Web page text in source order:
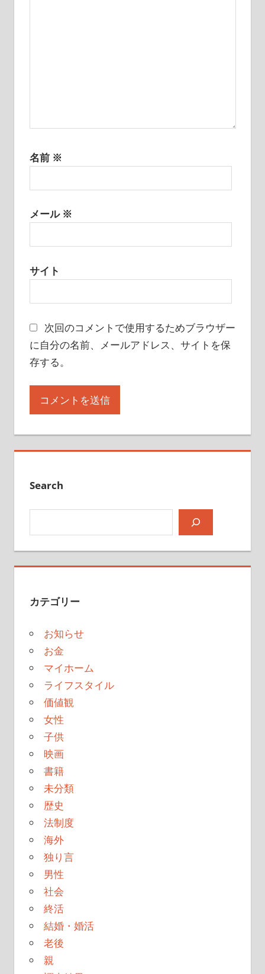
名前 ※
メール ※
サイト
次回のコメントで使用するためブラウザー
に自分の名前、メールアドレス、サイトを保
存する。
Search
カテゴリー
お知らせ
お金
マイホーム
ライフスタイル
価値観
女性
子供
映画
書籍
未分類
歴史
法制度
海外
独り言
男性
社会
終活
結婚・婚活
老後
親